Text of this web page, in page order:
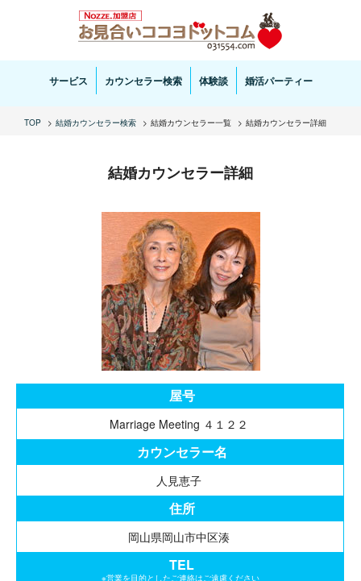
お見合い・結婚相談ならお見合いココヨドットコムへ。専任の結婚カウンセラーがサポートいた
します。
サービス カウンセラー検索 体験談 婚活パーティー
TOP 結婚カウンセラー検索 結婚カウンセラー一覧 結婚カウンセラー詳細
結婚カウンセラー詳細
屋号
Marriage Meeting ４１２２
カウンセラー名
人見恵子
住所
岡山県岡山市中区湊
TEL
※営業を目的としたご連絡はご遠慮ください